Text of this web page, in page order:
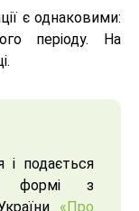
є однаковими:
періоду. На
і подається
формі з
«Про